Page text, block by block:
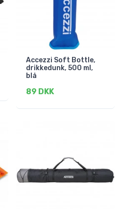
Accezzi Soft Bottle,
drikkedunk, 500 ml,
blå
89 DKK